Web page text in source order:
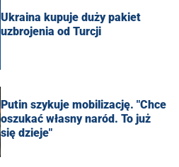
Ukraina kupuje duży pakiet
uzbrojenia od Turcji
Putin szykuje mobilizację. "Chce
oszukać własny naród. To już
się dzieje"